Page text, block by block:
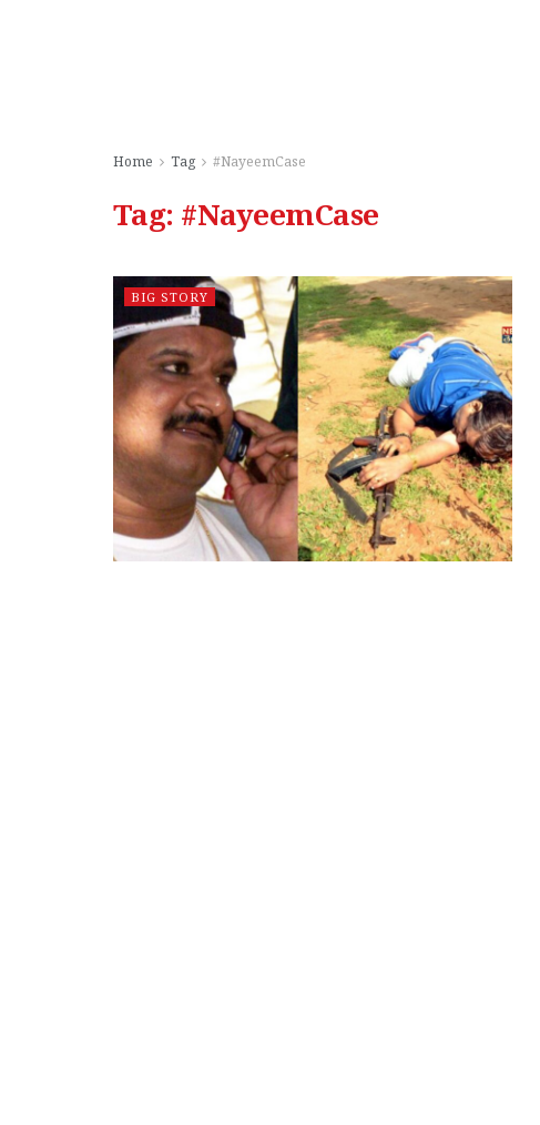
Home Tag #NayeemCase
Tag: #NayeemCase
BIG STORY